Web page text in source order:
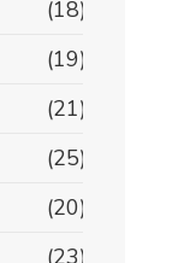
(18)
(19)
(21)
(25)
(20)
(23)